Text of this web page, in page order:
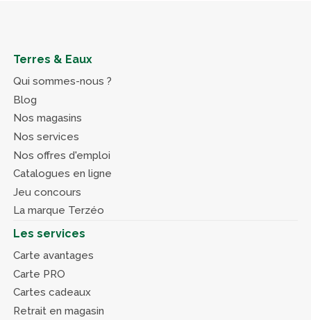
Terres & Eaux
Qui sommes-nous ?
Blog
Nos magasins
Nos services
Nos offres d'emploi
Catalogues en ligne
Jeu concours
La marque Terzéo
Les services
Carte avantages
Carte PRO
Cartes cadeaux
Retrait en magasin